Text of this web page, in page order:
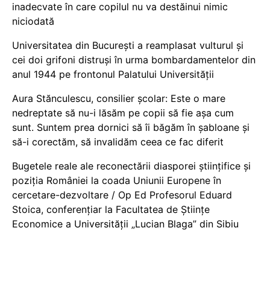
inadecvate în care copilul nu va destăinui nimic
niciodată
Universitatea din București a reamplasat vulturul și
cei doi grifoni distruși în urma bombardamentelor din
anul 1944 pe frontonul Palatului Universității
Aura Stănculescu, consilier școlar: Este o mare
nedreptate să nu-i lăsăm pe copii să fie așa cum
sunt. Suntem prea dornici să îi băgăm în șabloane și
să-i corectăm, să invalidăm ceea ce fac diferit
Bugetele reale ale reconectării diasporei științifice și
poziția României la coada Uniunii Europene în
cercetare-dezvoltare / Op Ed Profesorul Eduard
Stoica, conferențiar la Facultatea de Științe
Economice a Universității „Lucian Blaga” din Sibiu